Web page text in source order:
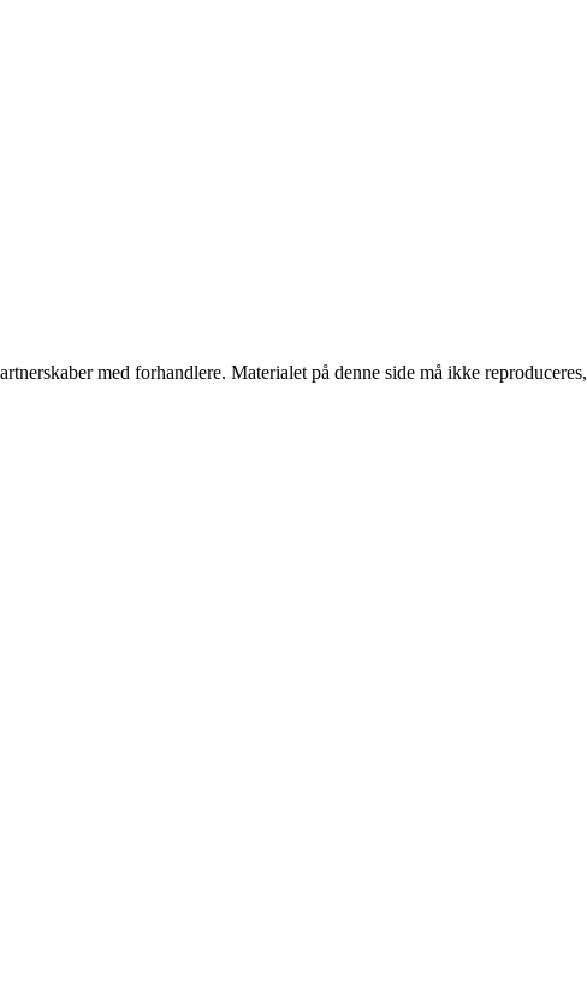
med forhandlere. Materialet på denne side må ikke reproduceres,